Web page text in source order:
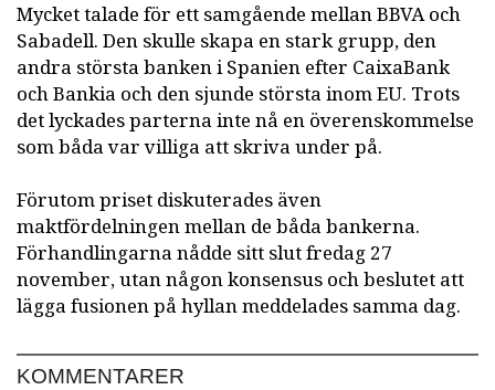
Mycket talade för ett samgående mellan BBVA och
Sabadell. Den skulle skapa en stark grupp, den
andra största banken i Spanien efter CaixaBank
och Bankia och den sjunde största inom EU. Trots
det lyckades parterna inte nå en överenskommelse
som båda var villiga att skriva under på.
Förutom priset diskuterades även
maktfördelningen mellan de båda bankerna.
Förhandlingarna nådde sitt slut fredag 27
november, utan någon konsensus och beslutet att
lägga fusionen på hyllan meddelades samma dag.
KOMMENTARER